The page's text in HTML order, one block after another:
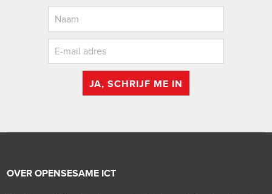
JA, SCHRIJF ME IN
OVER OPENSESAME ICT